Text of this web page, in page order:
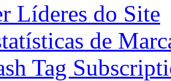
Líderes do Site
de
Tag